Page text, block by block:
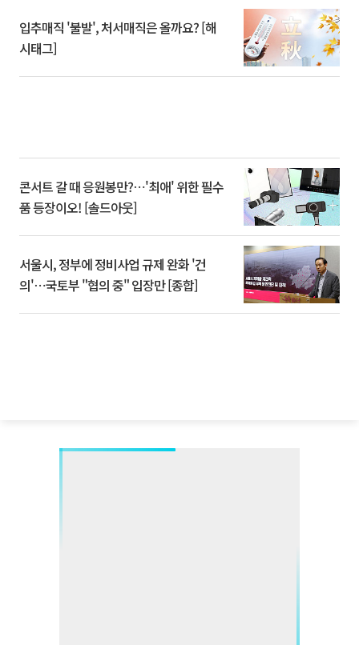
입추매직 '불발', 처서매직은 올까요? [해
시태그]
콘서트 갈 때 응원봉만?⋯'최애' 위한 필수
품 등장이오! [솔드아웃]
서울시, 정부에 정비사업 규제 완화 '건
의'⋯국토부 "협의 중" 입장만 [종합]